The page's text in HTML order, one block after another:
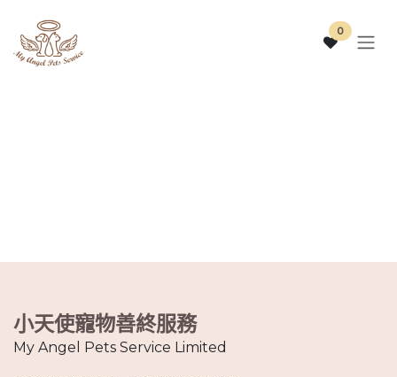
0
小天使寵物善終服務
My Angel Pets Service Limited